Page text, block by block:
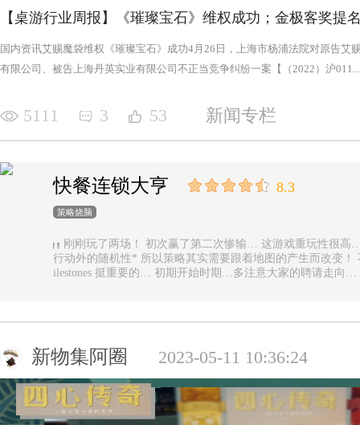
【桌游行业周报】《璀璨宝石》维权成功；金极客奖提
国内资讯艾赐魔袋维权《璀璨宝石》成功4月26日，上海市杨浦法院对原告艾
有限公司、被告上海丹英实业有限公司不正当竞争纠纷一案【（2022）沪011...
5111 3 53 新闻专栏
快餐连锁大亨 8.3
策略烧脑
刚刚玩了两场！ 初次赢了第二次惨输… 这游戏重玩性很高… 主要是唯一的随机性是地图… 除了玩家
行动外的随机性* 所以策略其实需要跟着地图的产生而改变！ 不能一直使用一样的科技书！ 然后记得m
ilestones 挺重要的… 初期开始时期…多注意大家的聘请走向
新物集阿圈 2023-05-11 10:36:24